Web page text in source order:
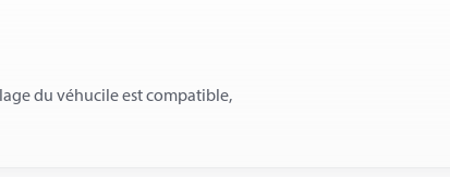
Avant toute utilisation, merci de vérifier si l'attelage du véhucile est compatible,